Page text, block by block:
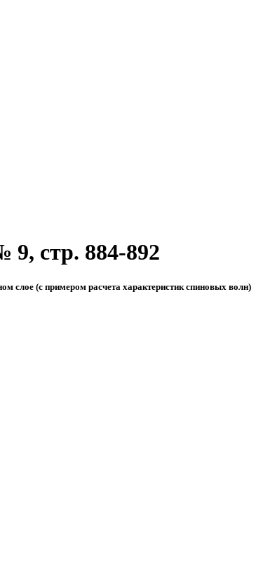
9, стр. 884-892
слое (с примером расчета характеристик спиновых волн)